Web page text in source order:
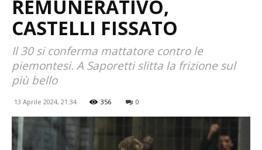
REMUNERATIVO,
CASTELLI FISSATO
Il 30 si conferma mattatore contro le
piemontesi. A Saporetti slitta la frizione sul
più bello
13 Aprile 2024, 21:34 356 0